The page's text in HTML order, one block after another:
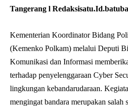
Tangerang l
Kementerian Koordinator Bidang
(Kemenko Polkam) melalui Deputi
Komunikasi dan Informasi
terhadap penyelenggaraan Cyber
lingkungan kebandarudaraan.
mengingat bandara merupakan